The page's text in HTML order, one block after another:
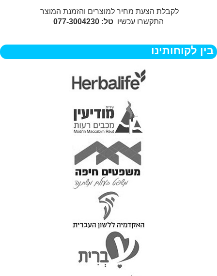
לקבלת הצעת מחיר למוצרים והזמנת המוצר
התקשרו עכשיו טל: 077-3004230
בין לקוחותינו